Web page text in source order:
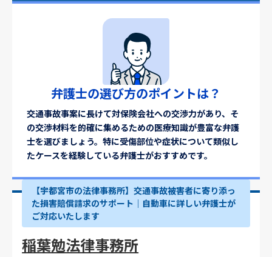
弁護士の選び方のポイントは？
交通事故事案に長けて対保険会社への交渉力があり、そ
の交渉材料を的確に集めるための医療知識が豊富な弁護
士を選びましょう。特に受傷部位や症状について類似し
たケースを経験している弁護士がおすすめです。
【宇都宮市の法律事務所】交通事故被害者に寄り添っ
た損害賠償請求のサポート｜自動車に詳しい弁護士が
ご対応いたします
稲葉勉法律事務所